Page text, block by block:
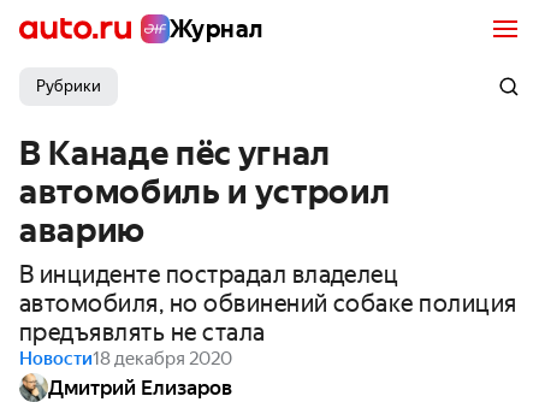
Журнал
Рубрики
В Канаде пёс угнал
автомобиль и устроил
аварию
В инциденте пострадал владелец
автомобиля, но обвинений собаке полиция
предъявлять не стала
Новости18 декабря 2020
Дмитрий Елизаров